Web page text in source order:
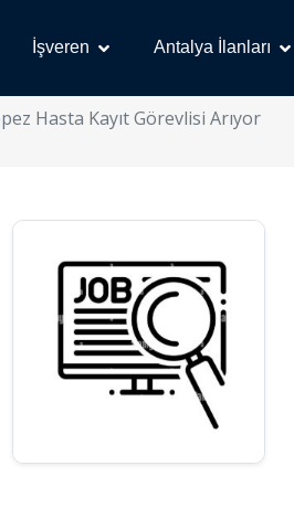
İşveren Antalya İlanları
Hasta Kayıt Görevlisi Arıyor